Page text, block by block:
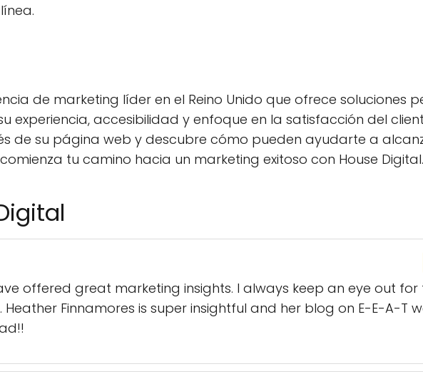
de marketing líder en el Reino Unido que ofrece soluciones
experiencia, accesibilidad y enfoque en la satisfacción del
de su página web y descubre cómo pueden ayudarte a
tu camino hacia un marketing exitoso con House Digital.
offered great marketing insights. I always keep an eye out
Finnamores is super insightful and her blog on E-E-A-T